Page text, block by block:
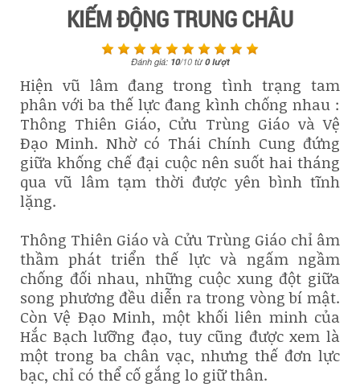
KIẾM ĐỘNG TRUNG CHÂU
Đánh giá: 10/10từ0lượt
Hiện vũ lâm đang trong tình trạng tam
phân với ba thế lực đang kình chống nhau :
Thông Thiên Giáo, Cửu Trùng Giáo và Vệ
Đạo Minh. Nhờ có Thái Chính Cung đứng
giữa khống chế đại cuộc nên suốt hai tháng
qua vũ lâm tạm thời được yên bình tĩnh
lặng.
Thông Thiên Giáo và Cửu Trùng Giáo chỉ âm
thầm phát triển thế lực và ngấm ngầm
chống đối nhau, những cuộc xung đột giữa
song phương đều diễn ra trong vòng bí mật.
Còn Vệ Đạo Minh, một khối liên minh của
Hắc Bạch lưỡng đạo, tuy cũng được xem là
một trong ba chân vạc, nhưng thế đơn lực
bạc, chỉ có thể cố gắng lo giữ thân.